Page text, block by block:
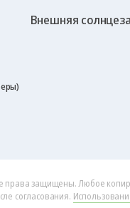
Внешняя
права защищены. Любое
согласования.